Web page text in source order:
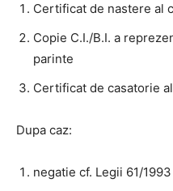
Certificat de nastere al
Copie C.I./B.I. a
parinte
Certificat de casatorie
Dupa caz:
negatie cf. Legii 61/1993